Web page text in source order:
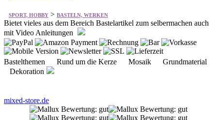
SPORT, HOBBY > BASTELN, WERKEN
Bietet vieles aus dem Bereich Bastelartikel zum selbermachen auch
mit Video Anleitungen
Bastelthemen Rund um die Kerze Mosaik Grundmaterial
Dekoration
mixed-store.de